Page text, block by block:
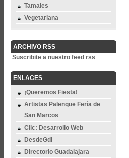
Tamales
Vegetariana
ARCHIVO RSS
Suscribite a nuestro feed rss
ENLACES
¡Queremos Fiesta!
Artistas Palenque Fería de
San Marcos
Clic: Desarrollo Web
DesdeGdl
Directorio Guadalajara